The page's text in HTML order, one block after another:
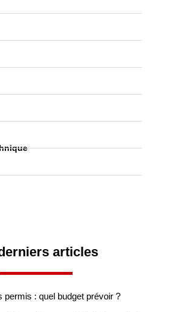
articles
: quel budget prévoir ?